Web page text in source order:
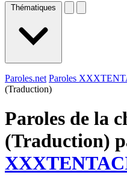
Thématiques
Paroles.net Paroles
(Traduction)
Paroles de la
(Traduction)